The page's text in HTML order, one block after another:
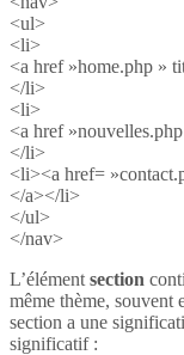
<ul>
<li>
<a href »home.php »
</li>
<li>
<a href
</li>
<li><a href=
</a></li>
</ul>
</nav>
L’élément section
même thème, souvent
section a une
significatif :